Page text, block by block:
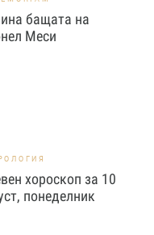
бащата на
Меси
хороскоп за 10
понеделник